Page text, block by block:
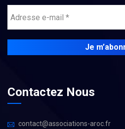
Contactez Nous
contact@associations-aroc.fr